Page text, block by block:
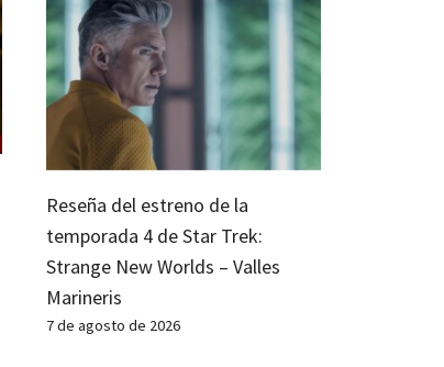
Reseña del estreno de la
temporada 4 de Star Trek:
Strange New Worlds – Valles
Marineris
7 de agosto de 2026